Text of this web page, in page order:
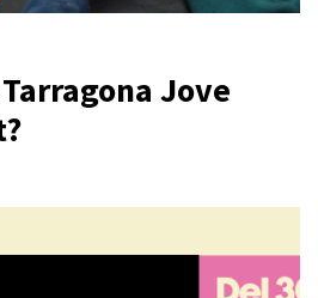
Jove